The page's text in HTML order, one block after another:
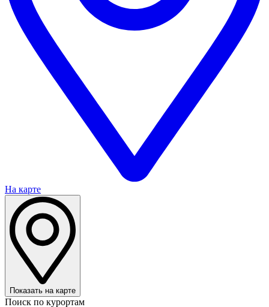
На карте
Показать на карте
Поиск по курортам